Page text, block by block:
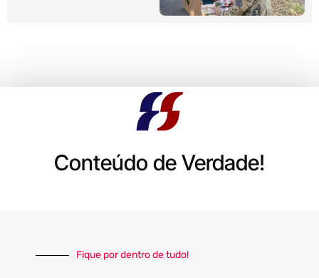
Conteúdo de Verdade!
Fique por dentro de tudo!